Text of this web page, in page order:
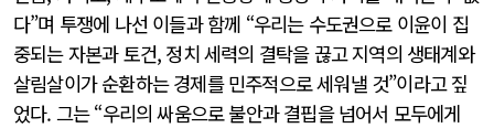
다”며 투쟁에 나선 이들과 함께 “우리는 수도권으로 이윤이 집
중되는 자본과 토건, 정치 세력의 결탁을 끊고 지역의 생태계와
살림살이가 순환하는 경제를 민주적으로 세워낼 것”이라고 짚
었다. 그는 “우리의 싸움으로 불안과 결핍을 넘어서 모두에게